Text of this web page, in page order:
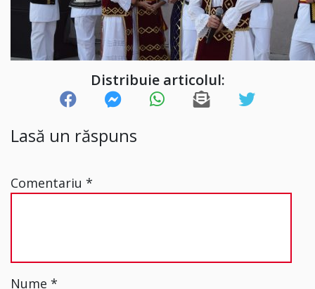
Distribuie articolul:
Lasă un răspuns
Comentariu *
Nume *